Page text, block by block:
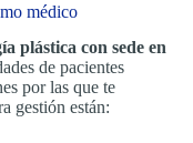
médico
plástica con sede en
de pacientes
por las que te
gestión están: